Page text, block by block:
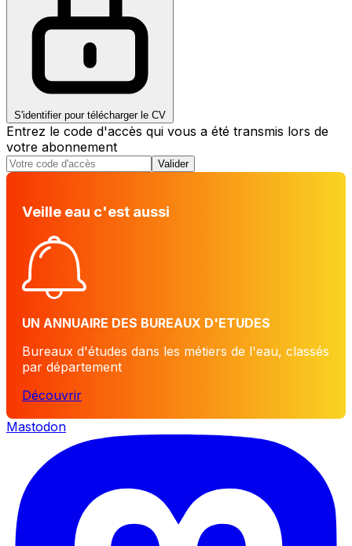
S'identifier pour télécharger le CV
Entrez le code d'accès qui vous a été transmis lors de
votre abonnement
Valider
Veille eau c'est aussi
UN ANNUAIRE DES BUREAUX D'ETUDES
Bureaux d'études dans les métiers de l'eau, classés
par département
Découvrir
Mastodon